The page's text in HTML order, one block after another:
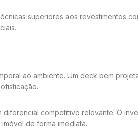
superiores aos revestimentos
ao ambiente. Um deck bem
competitivo relevante. O
de forma imediata.